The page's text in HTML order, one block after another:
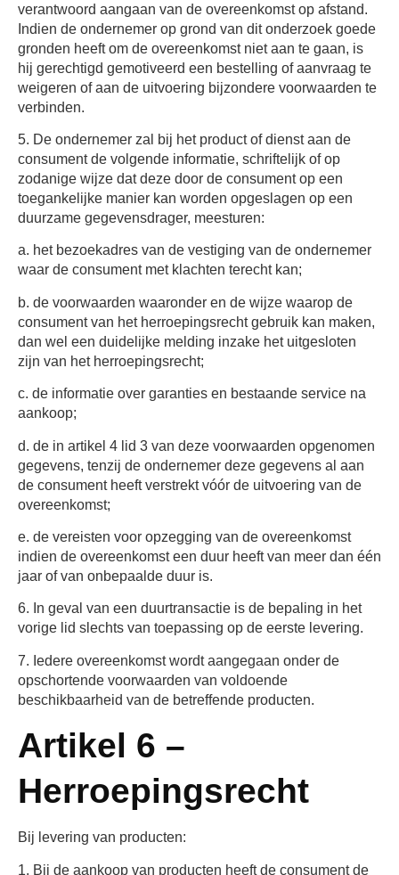
verantwoord aangaan van de overeenkomst op afstand.
Indien de ondernemer op grond van dit onderzoek goede
gronden heeft om de overeenkomst niet aan te gaan, is
hij gerechtigd gemotiveerd een bestelling of aanvraag te
weigeren of aan de uitvoering bijzondere voorwaarden te
verbinden.
5. De ondernemer zal bij het product of dienst aan de
consument de volgende informatie, schriftelijk of op
zodanige wijze dat deze door de consument op een
toegankelijke manier kan worden opgeslagen op een
duurzame gegevensdrager, meesturen:
a. het bezoekadres van de vestiging van de ondernemer
waar de consument met klachten terecht kan;
b. de voorwaarden waaronder en de wijze waarop de
consument van het herroepingsrecht gebruik kan maken,
dan wel een duidelijke melding inzake het uitgesloten
zijn van het herroepingsrecht;
c. de informatie over garanties en bestaande service na
aankoop;
d. de in artikel 4 lid 3 van deze voorwaarden opgenomen
gegevens, tenzij de ondernemer deze gegevens al aan
de consument heeft verstrekt vóór de uitvoering van de
overeenkomst;
e. de vereisten voor opzegging van de overeenkomst
indien de overeenkomst een duur heeft van meer dan één
jaar of van onbepaalde duur is.
6. In geval van een duurtransactie is de bepaling in het
vorige lid slechts van toepassing op de eerste levering.
7. Iedere overeenkomst wordt aangegaan onder de
opschortende voorwaarden van voldoende
beschikbaarheid van de betreffende producten.
Artikel 6 –
Herroepingsrecht
Bij levering van producten:
1. Bij de aankoop van producten heeft de consument de